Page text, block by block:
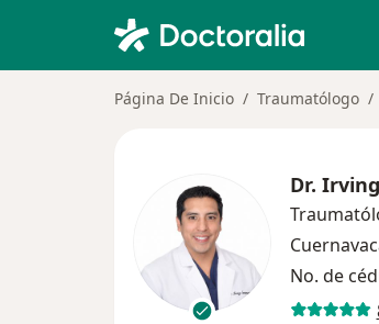
Página De Inicio Traumatólogo
Dr.
No. de